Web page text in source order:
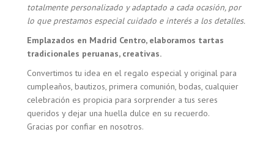
totalmente personalizado y adaptado a cada ocasión, por
lo que prestamos especial cuidado e interés a los detalles.
Emplazados en Madrid Centro, elaboramos tartas
tradicionales peruanas, creativas.
Convertimos tu idea en el regalo especial y original para
cumpleaños, bautizos, primera comunión, bodas, cualquier
celebración es propicia para sorprender a tus seres
queridos y dejar una huella dulce en su recuerdo.
Gracias por confiar en nosotros.